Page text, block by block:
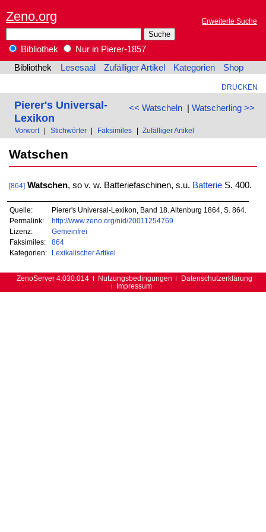
Zeno.org Erweiterte Suche
Bibliothek
Nur in Pierer-1857
Bibliothek
Lesesaal Zufälliger Artikel Kategorien Shop
DRUCKEN
<< Watscheln| Watscherling >>
Pierer's Universal-
Lexikon
Vorwort Stichwörter Faksimiles Zufälliger Artikel
Watschen
[864] Watschen, so v. w. Batteriefaschinen, s.u. BatterieS. 400.
Quelle:
Pierer's Universal-Lexikon, Band 18. Altenburg 1864, S. 864.
Permalink:
http://www.zeno.org/nid/20011254769
Lizenz:
Gemeinfrei
Faksimiles:
864
Kategorien:
Lexikalischer Artikel
ZenoServer 4.030.014 Nutzungsbedingungen
Datenschutzerklärung
Impressum